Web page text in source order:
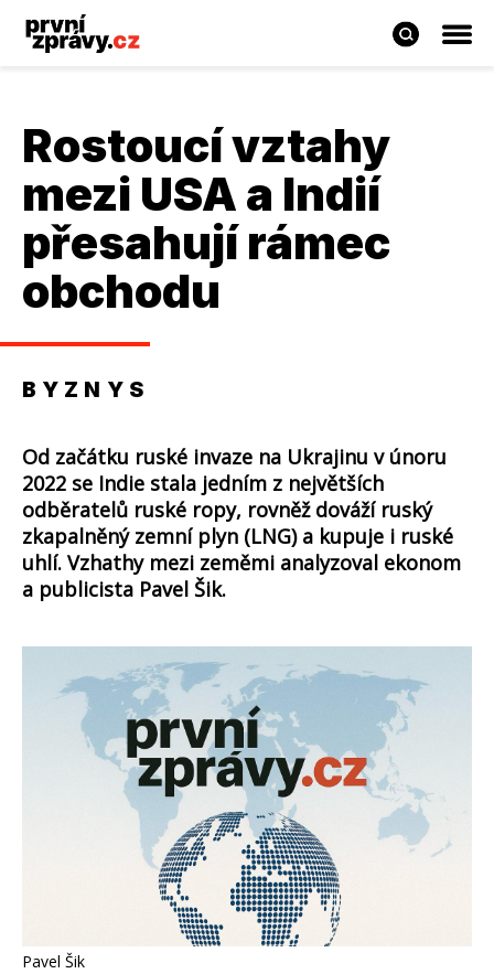
Rostoucí vztahy
mezi USA a Indií
přesahují rámec
obchodu
BYZNYS
Od začátku ruské invaze na Ukrajinu v únoru
2022 se Indie stala jedním z největších
odběratelů ruské ropy, rovněž dováží ruský
zkapalněný zemní plyn (LNG) a kupuje i ruské
uhlí. Vzhathy mezi zeměmi analyzoval ekonom
a publicista Pavel Šik.
Pavel Šik